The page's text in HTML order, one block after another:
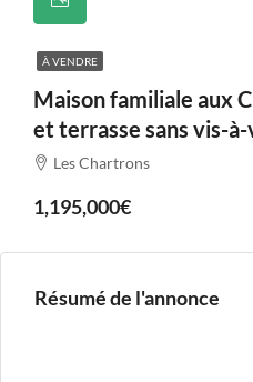
À VENDRE
Maison familiale aux
et terrasse sans vis-à-
Les Chartrons
1,195,000€
Résumé de l'annonce